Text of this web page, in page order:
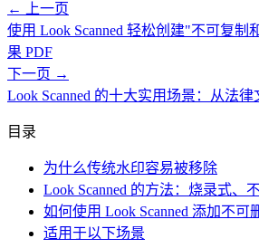
←
上一页
使用 Look Scanned 轻松创建"不可复制
果 PDF
下一页 →
Look Scanned 的十大实用场景：从法律
目录
为什么传统水印容易被移除
Look Scanned 的方法：烧录式、
如何使用 Look Scanned 添加不可
适用于以下场景